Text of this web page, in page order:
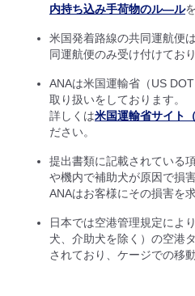
内持ち込み手荷物のル―ル
米国発着路線の共同運航便
同運航便のみ受け付けており
ANAは米国運輸省（US
取り扱いをしております。
詳しくは米国運輸省サイト
ださい。
提出書類に記載されている
や機内で補助犬が原因で損
ANAはお客様にその損害を
日本では空港管理規定によ
犬、介助犬を除く）の空港
されており、ケージでの移